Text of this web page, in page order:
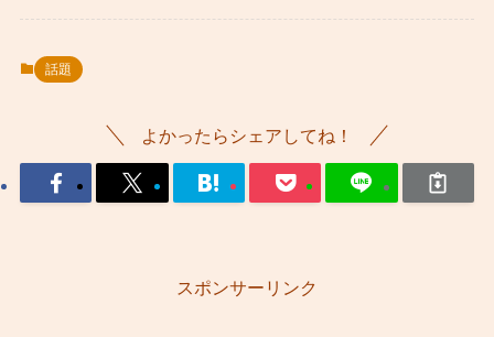
話題
よかったらシェアしてね！
スポンサーリンク